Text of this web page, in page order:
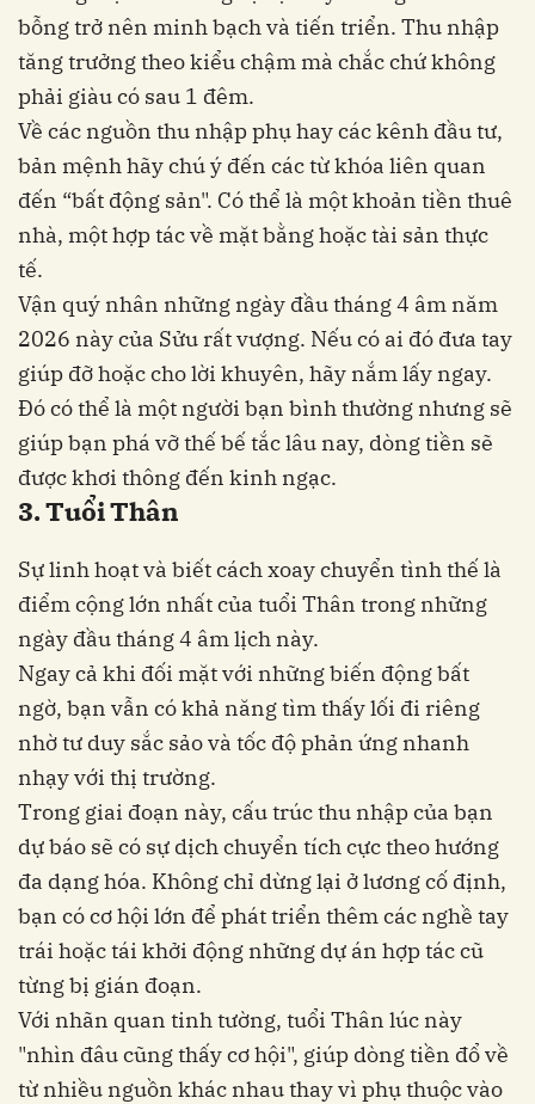
bỗng trở nên minh bạch và tiến triển. Thu nhập
tăng trưởng theo kiểu chậm mà chắc chứ không
phải giàu có sau 1 đêm.
Về các nguồn thu nhập phụ hay các kênh đầu tư,
bản mệnh hãy chú ý đến các từ khóa liên quan
đến “bất động sản". Có thể là một khoản tiền thuê
nhà, một hợp tác về mặt bằng hoặc tài sản thực
tế.
Vận quý nhân những ngày đầu tháng 4 âm năm
2026 này của Sửu rất vượng. Nếu có ai đó đưa tay
giúp đỡ hoặc cho lời khuyên, hãy nắm lấy ngay.
Đó có thể là một người bạn bình thường nhưng sẽ
giúp bạn phá vỡ thế bế tắc lâu nay, dòng tiền sẽ
được khơi thông đến kinh ngạc.
3. Tuổi Thân
Sự linh hoạt và biết cách xoay chuyển tình thế là
điểm cộng lớn nhất của tuổi Thân trong những
ngày đầu tháng 4 âm lịch này.
Ngay cả khi đối mặt với những biến động bất
ngờ, bạn vẫn có khả năng tìm thấy lối đi riêng
nhờ tư duy sắc sảo và tốc độ phản ứng nhanh
nhạy với thị trường.
Trong giai đoạn này, cấu trúc thu nhập của bạn
dự báo sẽ có sự dịch chuyển tích cực theo hướng
đa dạng hóa. Không chỉ dừng lại ở lương cố định,
bạn có cơ hội lớn để phát triển thêm các nghề tay
trái hoặc tái khởi động những dự án hợp tác cũ
từng bị gián đoạn.
Với nhãn quan tinh tường, tuổi Thân lúc này
"nhìn đâu cũng thấy cơ hội", giúp dòng tiền đổ về
từ nhiều nguồn khác nhau thay vì phụ thuộc vào